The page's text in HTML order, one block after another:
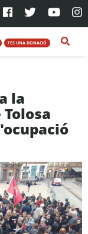
FES UNA DONACIÓ
la